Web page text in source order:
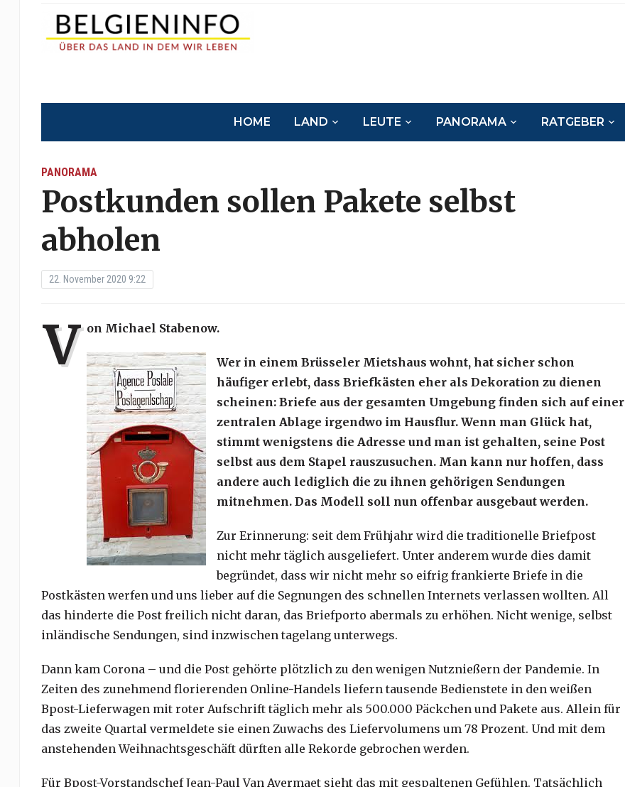
HOME LAND LEUTE PANORAMA RATGEBER
PANORAMA
Postkunden sollen Pakete selbst
abholen
22. November 2020 9:22
V on Michael Stabenow.
Wer in einem Brüsseler Mietshaus wohnt, hat sicher schon
häufiger erlebt, dass Briefkästen eher als Dekoration zu dienen
scheinen: Briefe aus der gesamten Umgebung finden sich auf einer
zentralen Ablage irgendwo im Hausflur. Wenn man Glück hat,
stimmt wenigstens die Adresse und man ist gehalten, seine Post
selbst aus dem Stapel rauszusuchen. Man kann nur hoffen, dass
andere auch lediglich die zu ihnen gehörigen Sendungen
mitnehmen. Das Modell soll nun offenbar ausgebaut werden.
Zur Erinnerung: seit dem Frühjahr wird die traditionelle Briefpost
nicht mehr täglich ausgeliefert. Unter anderem wurde dies damit
begründet, dass wir nicht mehr so eifrig frankierte Briefe in die
Postkästen werfen und uns lieber auf die Segnungen des schnellen Internets verlassen wollten. All
das hinderte die Post freilich nicht daran, das Briefporto abermals zu erhöhen. Nicht wenige, selbst
inländische Sendungen, sind inzwischen tagelang unterwegs.
Dann kam Corona – und die Post gehörte plötzlich zu den wenigen Nutznießern der Pandemie. In
Zeiten des zunehmend florierenden Online-Handels liefern tausende Bedienstete in den weißen
Bpost-Lieferwagen mit roter Aufschrift täglich mehr als 500.000 Päckchen und Pakete aus. Allein für
das zweite Quartal vermeldete sie einen Zuwachs des Liefervolumens um 78 Prozent. Und mit dem
anstehenden Weihnachtsgeschäft dürften alle Rekorde gebrochen werden.
Für Bpost-Vorstandschef Jean-Paul Van Avermaet sieht das mit gespaltenen Gefühlen. Tatsächlich